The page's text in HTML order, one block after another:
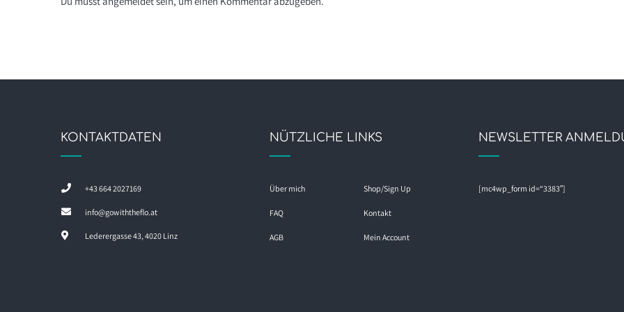
KONTAKTDATEN
+43 664 2027169
info@gowiththeflo.at
Lederergasse 43, 4020 Linz
NÜTZLICHE LINKS
Über mich Shop/Sign Up
FAQ Kontakt
AGB Mein Account
NEWSLETTER
[mc4wp_form id=“3383″]